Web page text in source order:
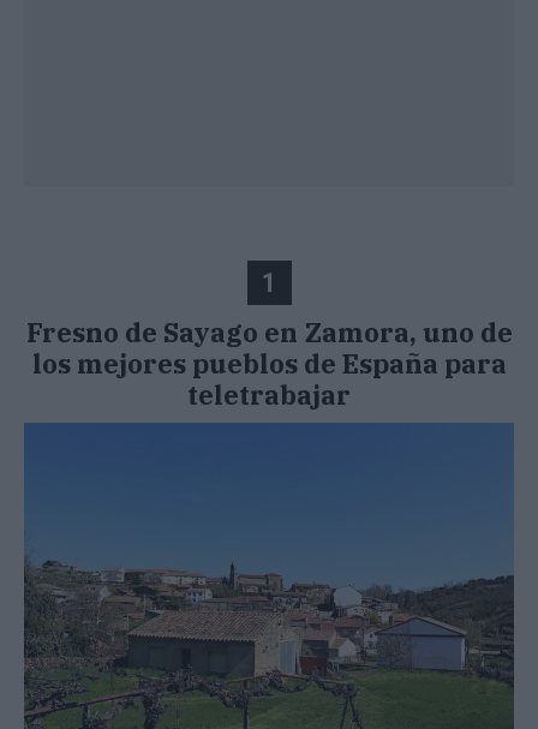
1
Fresno de Sayago en Zamora, uno de
los mejores pueblos de España para
teletrabajar